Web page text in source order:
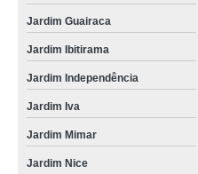
Jardim Guairaca
Jardim Ibitirama
Jardim Independência
Jardim Iva
Jardim Mimar
Jardim Nice